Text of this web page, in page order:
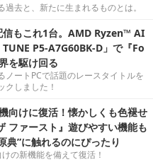
去と、新たに生まれるものとは。
信もこれ1台。AMD Ryzen™ AI
P5-A7G60BK-D」で『Fo
を駆け回る
ノートPCで話題のレースタイトルを
クしました！
向けに復活！懐かしくも色褪せ
ファースト』遊びやすい機能も
典”に触れるのにぴったり
の新機能を備えて復活！